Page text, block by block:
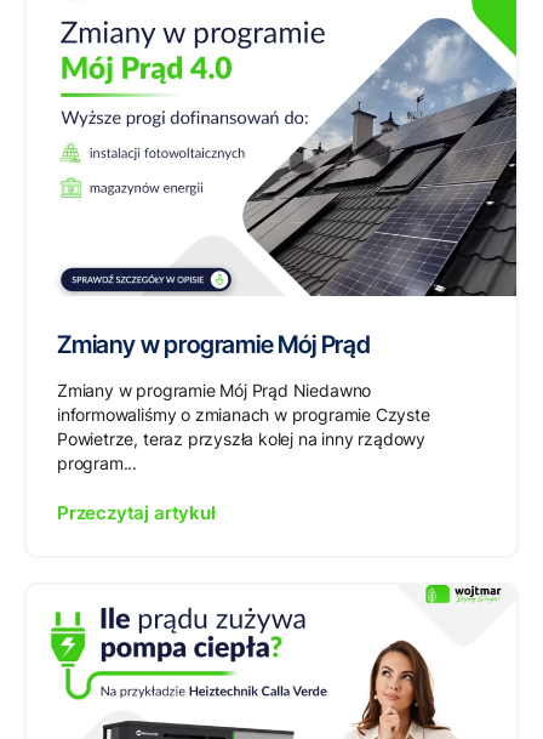
Zmiany w programie Mój Prąd
Zmiany w programie Mój Prąd Niedawno
informowaliśmy o zmianach w programie Czyste
Powietrze, teraz przyszła kolej na inny rządowy
program...
Przeczytaj artykuł